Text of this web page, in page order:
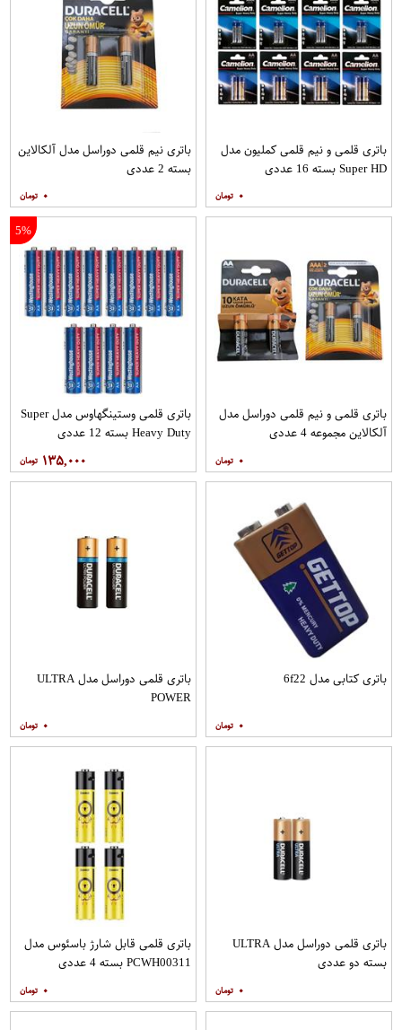
باتری قلمی و نیم قلمی کملیون مدل
Super HD بسته 16 عددی
۰
باتری نیم قلمی دوراسل مدل آلکالاین
بسته 2 عددی
۰
باتری قلمی و نیم قلمی دوراسل مدل
آلکالاین مجموعه 4 عددی
۰
5%
باتری قلمی وستینگهاوس مدل Super
Heavy Duty بسته 12 عددی
۱۳۵,۰۰۰
باتری کتابی مدل 6f22
۰
باتری قلمی دوراسل مدل ULTRA
POWER
۰
باتری قلمی دوراسل مدل ULTRA
بسته دو عددی
۰
باتری قلمی قابل شارژ باسئوس مدل
PCWH00311 بسته 4 عددی
۰